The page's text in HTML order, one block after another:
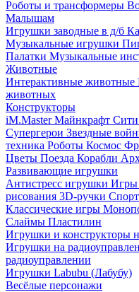
Роботы и трансформеры
Малышам
Игрушки заводные в д/б
Музыкальные игрушки
Палатки Музыкальные
Животные
Интерактивные животные
животных
Конструкторы
iM.Master Майнкрафт Сити
Супергерои Звездные
техника Роботы Космос
Цветы Поезда Корабли
Развивающие игрушки
Антистресс игрушки Игры
рисования 3D-ручки
Классические игры
Слаймы Пластилин
Игрушки и конструкторы
Игрушки на
радиоуправлении
Игрушки Labubu (Лабубу)
Весёлые персонажи